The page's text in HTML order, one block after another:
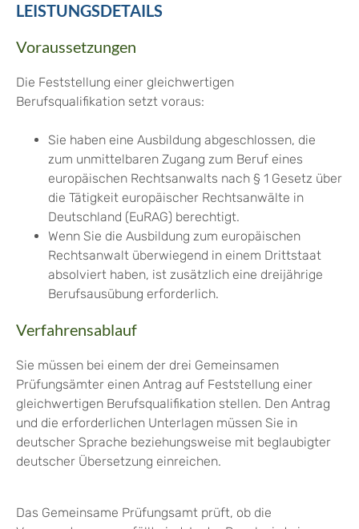
LEISTUNGSDETAILS
Voraussetzungen
Die Feststellung einer gleichwertigen
Berufsqualifikation setzt voraus:
Sie haben eine Ausbildung abgeschlossen, die
zum unmittelbaren Zugang zum Beruf eines
europäischen Rechtsanwalts nach § 1 Gesetz über
die Tätigkeit europäischer Rechtsanwälte in
Deutschland (EuRAG) berechtigt.
Wenn Sie die Ausbildung zum europäischen
Rechtsanwalt überwiegend in einem Drittstaat
absolviert haben, ist zusätzlich eine dreijährige
Berufsausübung erforderlich.
Verfahrensablauf
Sie müssen bei einem der drei Gemeinsamen
Prüfungsämter einen Antrag auf Feststellung einer
gleichwertigen Berufsqualifikation stellen. Den Antrag
und die erforderlichen Unterlagen müssen Sie in
deutscher Sprache beziehungsweise mit beglaubigter
deutscher Übersetzung einreichen.
Das Gemeinsame Prüfungsamt prüft, ob die